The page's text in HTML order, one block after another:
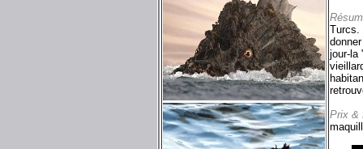
Turcs.
jour-la
Prix &